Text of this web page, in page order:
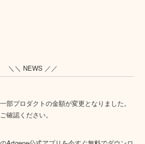
＼＼ NEWS ／／
部プロダクトの金額が変更となりました。
確認ください。